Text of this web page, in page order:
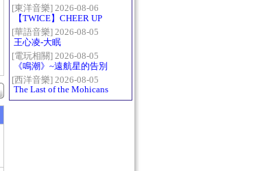
Woman
[東洋音樂] 2026-08-06
【TWICE】CHEER UP
[華語音樂] 2026-08-05
王心凌-大眠
[電玩相關] 2026-08-05
《鳴潮》~遠航星的告別
[西洋音樂] 2026-08-05
The Last of the Mohicans
最後的莫西乾人